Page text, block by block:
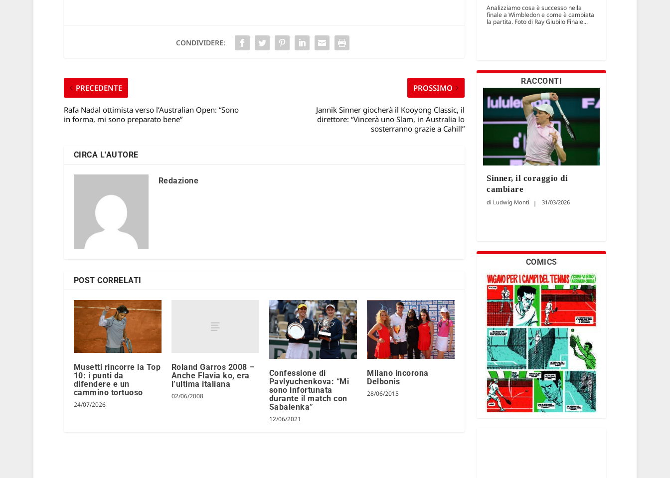
CONDIVIDERE:
PRECEDENTE
Rafa Nadal ottimista verso l’Australian Open: “Sono
in forma, mi sono preparato bene”
PROSSIMO
Jannik Sinner giocherà il Kooyong Classic, il
direttore: “Vincerà uno Slam, in Australia lo
sosterranno grazie a Cahill”
CIRCA L'AUTORE
Redazione
POST CORRELATI
Musetti rincorre la Top
10: i punti da
difendere e un
cammino tortuoso
24/07/2026
Roland Garros 2008 –
Anche Flavia ko, era
l’ultima italiana
02/06/2008
Confessione di
Pavlyuchenkova: “Mi
sono infortunata
durante il match con
Sabalenka”
12/06/2021
Milano incorona
Delbonis
28/06/2015
Analizziamo cosa è successo nella
finale a Wimbledon e come è cambiata
la partita. Foto di Ray Giubilo Finale...
RACCONTI
Sinner, il coraggio di
cambiare
Ludwig Monti 31/03/2026
COMICS